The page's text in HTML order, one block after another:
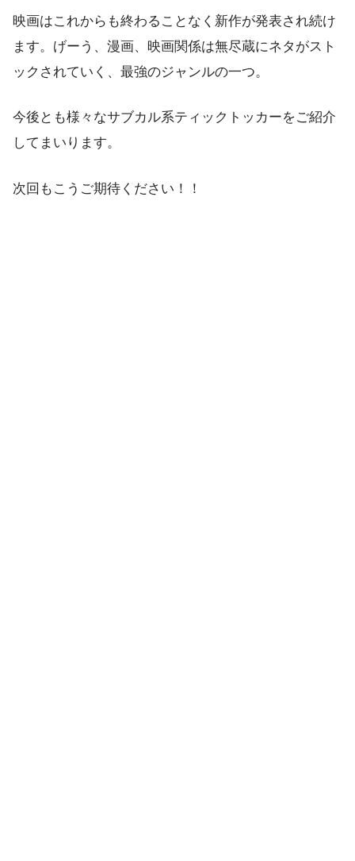
映画はこれからも終わることなく新作が発表され続け
ます。げーう、漫画、映画関係は無尽蔵にネタがスト
ックされていく、最強のジャンルの一つ。
今後とも様々なサブカル系ティックトッカーをご紹介
してまいります。
次回もこうご期待ください！！